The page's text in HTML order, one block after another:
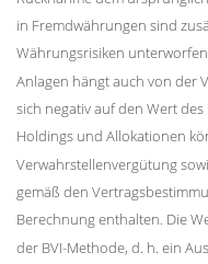
in Fremdwährungen sind
Währungsrisiken
Anlagen hängt auch von der
sich negativ auf den Wert
Holdings und Allokationen
Verwahrstellenvergütung
gemäß den
Berechnung enthalten. Die
der BVI-Methode, d. h. ein